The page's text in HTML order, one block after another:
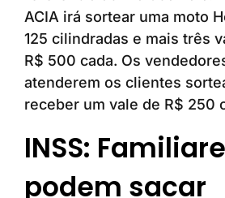
ACIA irá sortear uma moto
125 cilindradas e mais três
R$ 500 cada. Os
atenderem os clientes
receber um vale de R$ 250
INSS:
podem sacar